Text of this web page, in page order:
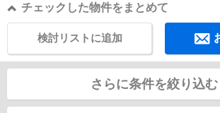
チェックした物件をまとめて
検討リストに追加
さらに条件を絞り込む